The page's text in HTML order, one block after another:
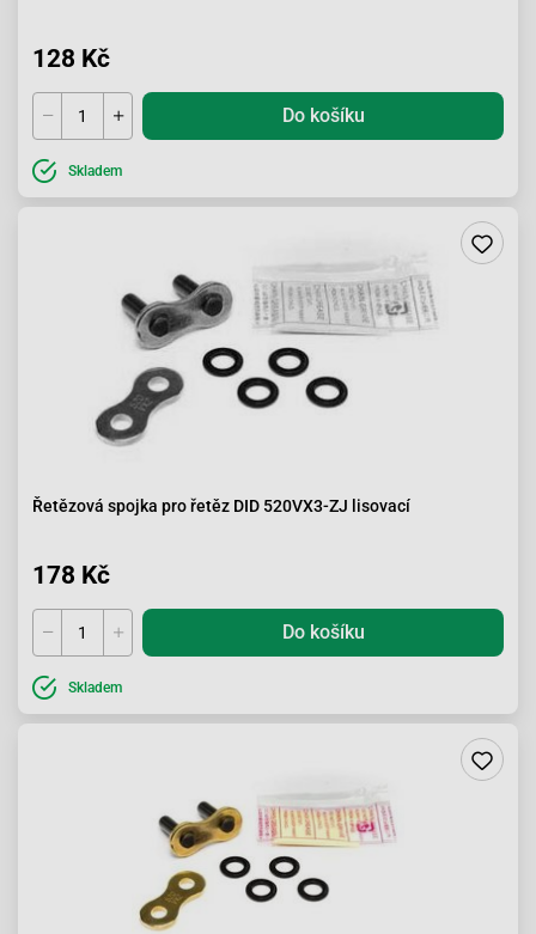
128 Kč
Do košíku
Skladem
Řetězová spojka pro řetěz DID 520VX3-ZJ lisovací
178 Kč
Do košíku
Skladem